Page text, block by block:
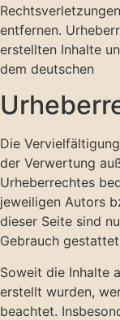
entfernen.
erstellten Inhalte
dem deutschen
Die
der Verwertung
Urheberrechtes
jeweiligen Autors
dieser Seite sind
Gebrauch
Soweit die Inhalte
erstellt wurden,
beachtet.